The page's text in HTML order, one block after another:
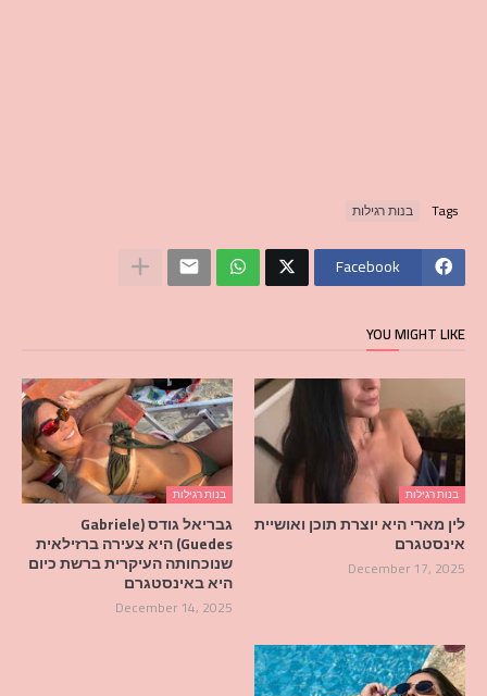
Tags בנות רגילות
Facebook
YOU MIGHT LIKE
בנות רגילות
לין מארי היא יוצרת תוכן ואושיית
אינסטגרם
December 17, 2025
בנות רגילות
גבריאל גודס (Gabriele
Guedes) היא צעירה ברזילאית
שנוכחותה העיקרית ברשת כיום
היא באינסטגרם
December 14, 2025